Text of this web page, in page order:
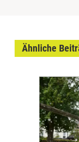
Ähnliche